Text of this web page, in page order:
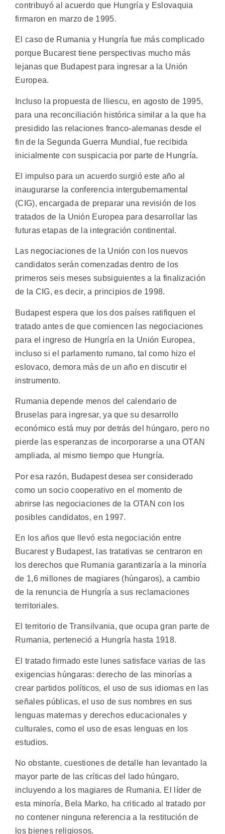
contribuyó al acuerdo que Hungría y Eslovaquia
firmaron en marzo de 1995.
El caso de Rumania y Hungría fue más complicado
porque Bucarest tiene perspectivas mucho más
lejanas que Budapest para ingresar a la Unión
Europea.
Incluso la propuesta de Iliescu, en agosto de 1995,
para una reconciliación histórica similar a la que ha
presidido las relaciones franco-alemanas desde el
fin de la Segunda Guerra Mundial, fue recibida
inicialmente con suspicacia por parte de Hungría.
El impulso para un acuerdo surgió este año al
inaugurarse la conferencia intergubernamental
(CIG), encargada de preparar una revisión de los
tratados de la Unión Europea para desarrollar las
futuras etapas de la integración continental.
Las negociaciones de la Unión con los nuevos
candidatos serán comenzadas dentro de los
primeros seis meses subsiguientes a la finalización
de la CIG, es decir, a principios de 1998.
Budapest espera que los dos países ratifiquen el
tratado antes de que comiencen las negociaciones
para el ingreso de Hungría en la Unión Europea,
incluso si el parlamento rumano, tal como hizo el
eslovaco, demora más de un año en discutir el
instrumento.
Rumania depende menos del calendario de
Bruselas para ingresar, ya que su desarrollo
económico está muy por detrás del húngaro, pero no
pierde las esperanzas de incorporarse a una OTAN
ampliada, al mismo tiempo que Hungría.
Por esa razón, Budapest desea ser considerado
como un socio cooperativo en el momento de
abrirse las negociaciones de la OTAN con los
posibles candidatos, en 1997.
En los años que llevó esta negociación entre
Bucarest y Budapest, las tratativas se centraron en
los derechos que Rumania garantizaría a la minoría
de 1,6 millones de magiares (húngaros), a cambio
de la renuncia de Hungría a sus reclamaciones
territoriales.
El territorio de Transilvania, que ocupa gran parte de
Rumania, perteneció a Hungría hasta 1918.
El tratado firmado este lunes satisface varias de las
exigencias húngaras: derecho de las minorías a
crear partidos políticos, el uso de sus idiomas en las
señales públicas, el uso de sus nombres en sus
lenguas maternas y derechos educacionales y
culturales, como el uso de esas lenguas en los
estudios.
No obstante, cuestiones de detalle han levantado la
mayor parte de las críticas del lado húngaro,
incluyendo a los magiares de Rumania. El líder de
esta minoría, Bela Marko, ha criticado al tratado por
no contener ninguna referencia a la restitución de
los bienes religiosos.